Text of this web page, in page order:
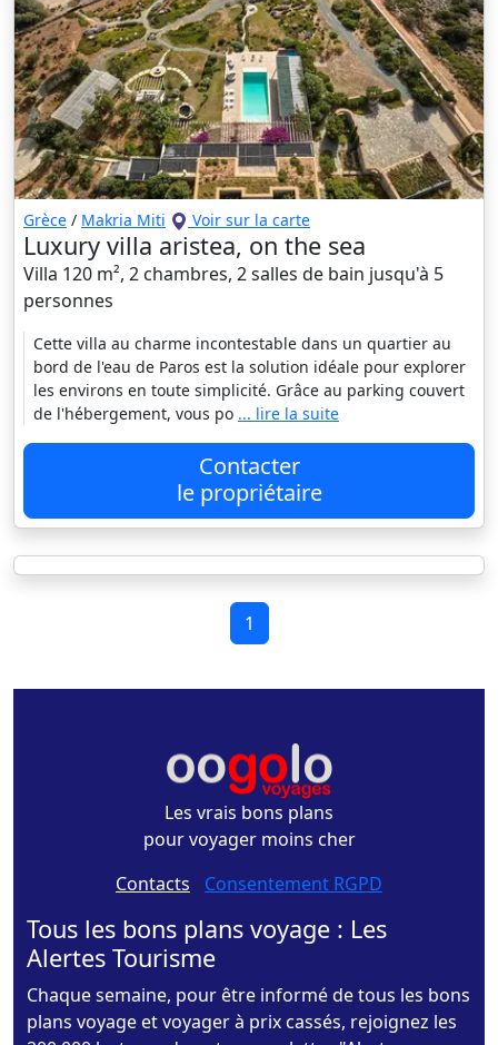
Grèce / Makria Miti Voir sur la carte
Luxury villa aristea, on the sea
Villa 120 m², 2 chambres, 2 salles de bain jusqu'à 5
personnes
Cette villa au charme incontestable dans un quartier au
bord de l'eau de Paros est la solution idéale pour explorer
les environs en toute simplicité. Grâce au parking couvert
de l'hébergement, vous po ... lire la suite
Contacter
le propriétaire
1
Les vrais bons plans
pour voyager moins cher
Contacts - Consentement RGPD
Tous les bons plans voyage : Les
Alertes Tourisme
Chaque semaine, pour être informé de tous les bons
plans voyage et voyager à prix cassés, rejoignez les